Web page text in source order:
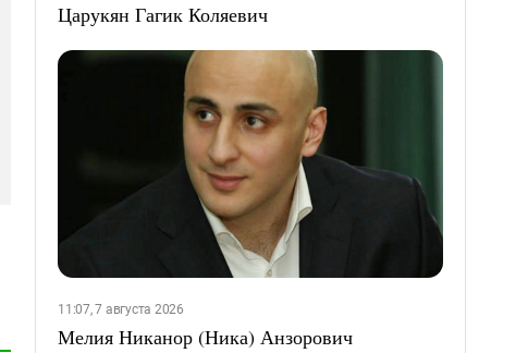
Царукян Гагик Коляевич
11:07, 7 августа 2026
Мелия Никанор (Ника) Анзорович